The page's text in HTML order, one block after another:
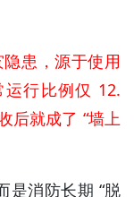
患，源于使用
行比例仅 12.
后就成了 “墙上
是消防长期 “脱